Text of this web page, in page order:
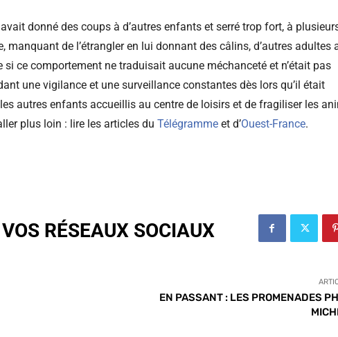
donné des coups à d’autres enfants et serré trop fort, à
manquant de l’étrangler en lui donnant des câlins, d’autres adultes
si ce comportement ne traduisait aucune méchanceté et n’était pas
une vigilance et une surveillance constantes dès lors qu’il était
autres enfants accueillis au centre de loisirs et de fragiliser les
plus loin : lire les articles du Télégramme et d’Ouest-France.
RÉSEAUX SOCIAUX
EN PASSANT : LES PROMENADES